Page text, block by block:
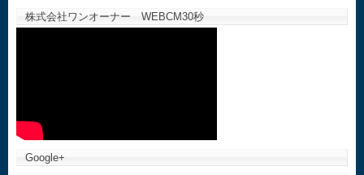
株式会社ワンオーナー WEBCM30秒
Google+